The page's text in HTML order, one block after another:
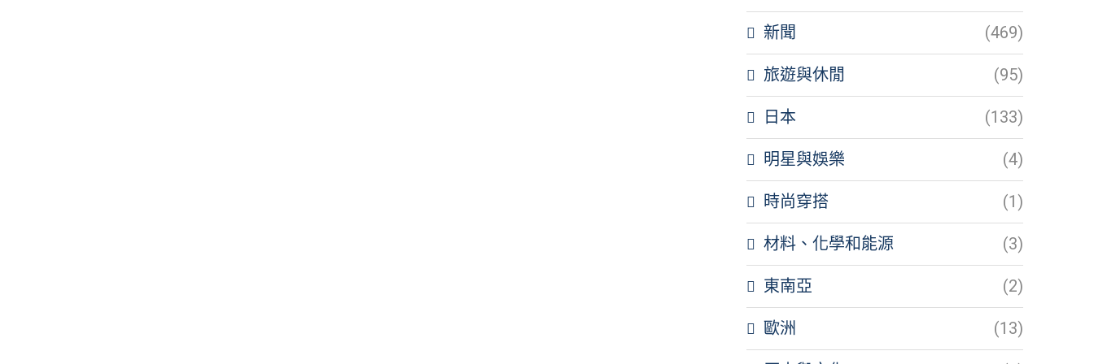
新聞 (469)
旅遊與休閒 (95)
日本 (133)
明星與娛樂 (4)
時尚穿搭 (1)
材料、化學和能源 (3)
東南亞 (2)
歐洲 (13)